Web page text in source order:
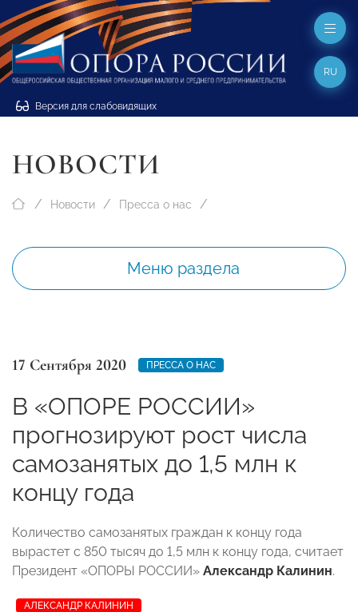
Версия для слабовидящих
RU
НОВОСТИ
Новости Пресса о нас
Меню раздела
17 Сентября 2020 ПРЕССА О НАС
В «ОПОРЕ РОССИИ»
прогнозируют рост числа
самозанятых до 1,5 млн к
концу года
Количество самозанятых граждан к концу года
вырастет с 850 тысяч до 1,5 млн к концу года, считает
Президент «ОПОРЫ РОССИИ» Александр Калинин.
АЛЕКСАНДР КАЛИНИН